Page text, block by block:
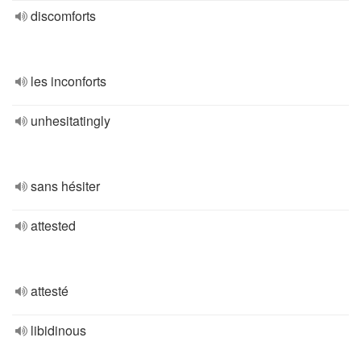
discomforts
les inconforts
unhesitatingly
sans hésiter
attested
attesté
libidinous